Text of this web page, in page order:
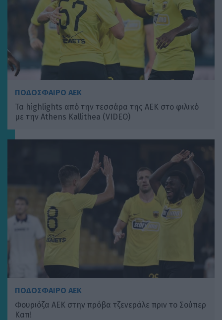
ΠΟΔΟΣΦΑΙΡΟ ΑΕΚ
Τα highlights από την τεσσάρα της ΑΕΚ στο φιλικό
με την Athens Kallithea (VIDEO)
ΠΟΔΟΣΦΑΙΡΟ ΑΕΚ
Φουριόζα ΑΕΚ στην πρόβα τζενεράλε πριν το Σούπερ
Καπ!